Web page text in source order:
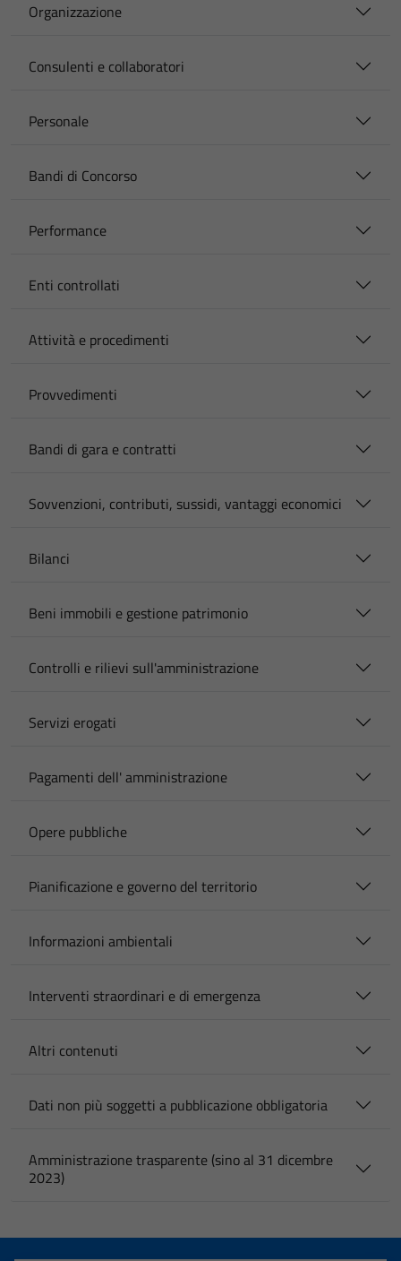
Organizzazione
Consulenti e collaboratori
Personale
Bandi di Concorso
Performance
Enti controllati
Attività e procedimenti
Provvedimenti
Bandi di gara e contratti
Sovvenzioni, contributi, sussidi, vantaggi economici
Bilanci
Beni immobili e gestione patrimonio
Controlli e rilievi sull'amministrazione
Servizi erogati
Pagamenti dell' amministrazione
Opere pubbliche
Pianificazione e governo del territorio
Informazioni ambientali
Interventi straordinari e di emergenza
Altri contenuti
Dati non più soggetti a pubblicazione obbligatoria
Amministrazione trasparente (sino al 31 dicembre
2023)